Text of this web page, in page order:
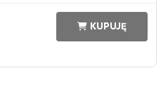
KUPUJĘ